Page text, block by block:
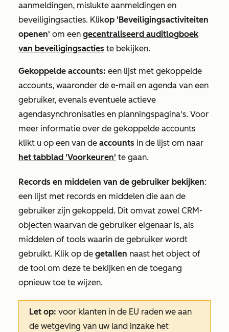
aanmeldingen, mislukte aanmeldingen en
beveiligingsacties. Klikop 'Beveiligingsactiviteiten
openen' om een gecentraliseerd auditlogboek
van beveiligingsacties te bekijken.
Gekoppelde accounts: een lijst met gekoppelde
accounts, waaronder de e-mail en agenda van een
gebruiker, evenals eventuele actieve
agendasynchronisaties en planningspagina's. Voor
meer informatie over de gekoppelde accounts
klikt u op een van de accounts in de lijst om naar
het tabblad 'Voorkeuren' te gaan.
Records en middelen van de gebruiker bekijken:
een lijst met records en middelen die aan de
gebruiker zijn gekoppeld. Dit omvat zowel CRM-
objecten waarvan de gebruiker eigenaar is, als
middelen of tools waarin de gebruiker wordt
gebruikt. Klik op de getallen naast het object of
de tool om deze te bekijken en de toegang
opnieuw toe te wijzen.
Let op: voor klanten in de EU raden we aan
de wetgeving van uw land inzake het